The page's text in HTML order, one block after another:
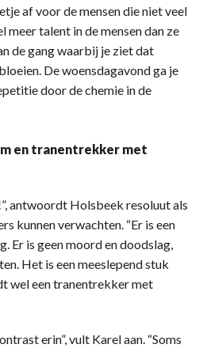
af voor de mensen die niet veel
meer talent in de mensen dan ze
de gang waarbij je ziet dat
De woensdagavond ga je
door de chemie in de
en tranentrekker met
antwoordt Holsbeek resoluut als
kunnen verwachten. “Er is een
Er is geen moord en doodslag,
Het is een meeslepend stuk
wel een tranentrekker met
erin”, vult Karel aan. “Soms